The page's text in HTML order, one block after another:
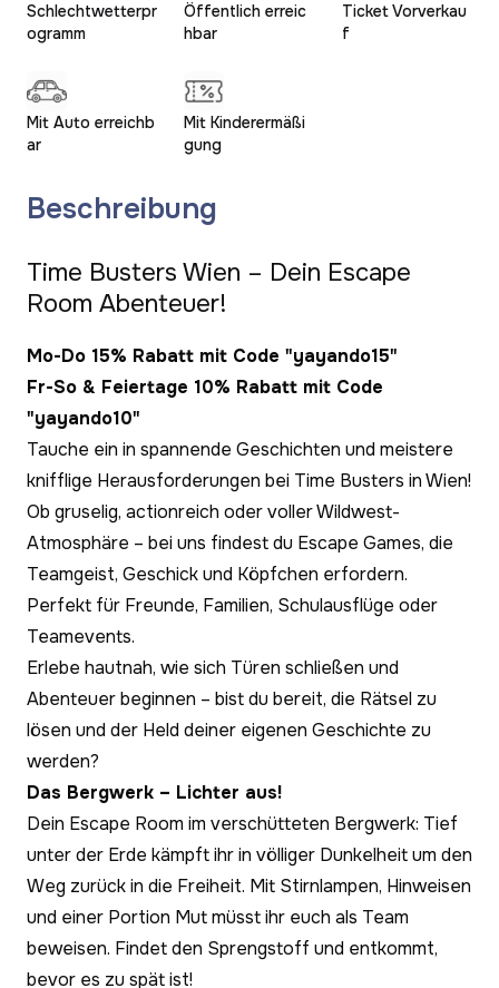
Schlechtwetterpr
ogramm
Öffentlich erreic
hbar
Ticket Vorverkau
f
Mit Auto erreichb
ar
Mit Kinderermäßi
gung
Beschreibung
Time Busters Wien – Dein Escape
Room Abenteuer!
Mo-Do 15% Rabatt mit Code "yayando15"
Fr-So & Feiertage 10% Rabatt mit Code
"yayando10"
Tauche ein in spannende Geschichten und meistere
knifflige Herausforderungen bei Time Busters in Wien!
Ob gruselig, actionreich oder voller Wildwest-
Atmosphäre – bei uns findest du Escape Games, die
Teamgeist, Geschick und Köpfchen erfordern.
Perfekt für Freunde, Familien, Schulausflüge oder
Teamevents.
Erlebe hautnah, wie sich Türen schließen und
Abenteuer beginnen – bist du bereit, die Rätsel zu
lösen und der Held deiner eigenen Geschichte zu
werden?
Das Bergwerk – Lichter aus!
Dein Escape Room im verschütteten Bergwerk: Tief
unter der Erde kämpft ihr in völliger Dunkelheit um den
Weg zurück in die Freiheit. Mit Stirnlampen, Hinweisen
und einer Portion Mut müsst ihr euch als Team
beweisen. Findet den Sprengstoff und entkommt,
bevor es zu spät ist!